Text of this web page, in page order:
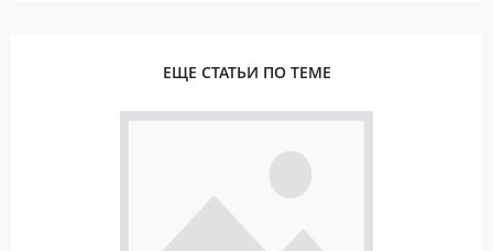
ЕЩЕ СТАТЬИ ПО ТЕМЕ